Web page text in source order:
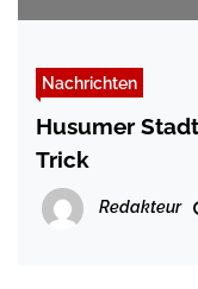
Nachrichten
Husumer
Trick
Redakteur